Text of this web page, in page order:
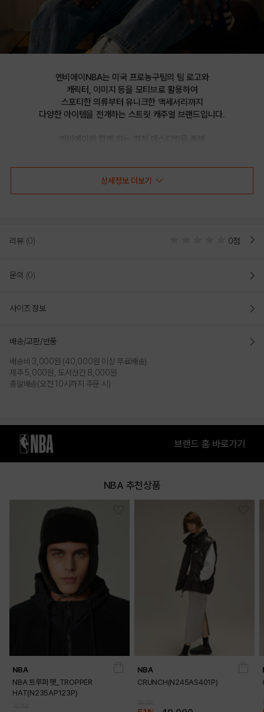
엔비에이NBA는 미국 프로농구팀의 팀 로고와
캐릭터, 이미지 등을 모티브로 활용하여
스포티한 의류부터 유니크한 액세서리까지
다양한 아이템을 전개하는 스트릿 캐주얼 브랜드입니다.
넉넉한 사이즈감과 포켓으로 수납력을 높인
PRODUCT VIEW
상세정보 더보기
리뷰 (0) 0점
문의 (0)
사이즈 정보
배송/교환/반품
배송비 3,000원 (40,000원 이상 무료배송)
제주 5,000원, 도서산간 8,000원
총알배송(오전 10시까지 주문 시)
NBA 추천상품
NBA
NBA 트루퍼 햇_TROPPER
HAT(N235AP123P)
NBA
CRUNCH(N245AS401P)